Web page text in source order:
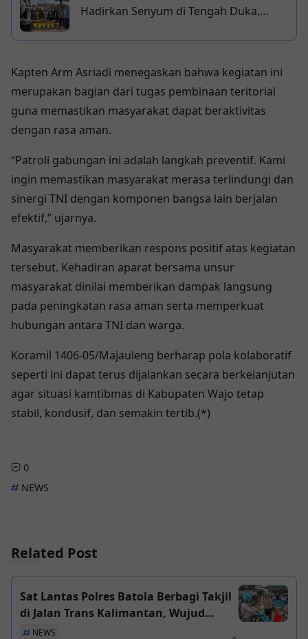
Hadirkan Senyum di Tengah Duka,
Kapten Arm Asriadi menegaskan bahwa kegiatan ini
merupakan bagian dari tugas pembinaan teritorial
guna memastikan masyarakat dapat beraktivitas
dengan rasa aman.
“Patroli gabungan ini adalah langkah preventif. Kami
ingin memastikan masyarakat merasa terlindungi dan
sinergi TNI dengan komponen bangsa lain berjalan
efektif,” ujarnya.
Masyarakat memberikan respons positif atas kegiatan
tersebut. Kehadiran aparat bersama unsur
masyarakat dinilai memberikan dampak langsung
pada peningkatan rasa aman serta memperkuat
hubungan antara TNI dan warga.
Koramil 1406-05/Majauleng berharap pola kolaboratif
seperti ini dapat terus dijalankan secara berkelanjutan
agar situasi kamtibmas di Kabupaten Wajo tetap
stabil, kondusif, dan semakin tertib.(*)
0
NEWS
Related Post
Sat Lantas Polres Batola Berbagi Takjil
di Jalan Trans Kalimantan, Wujud
Empati di Bulan Ramadhan
NEWS